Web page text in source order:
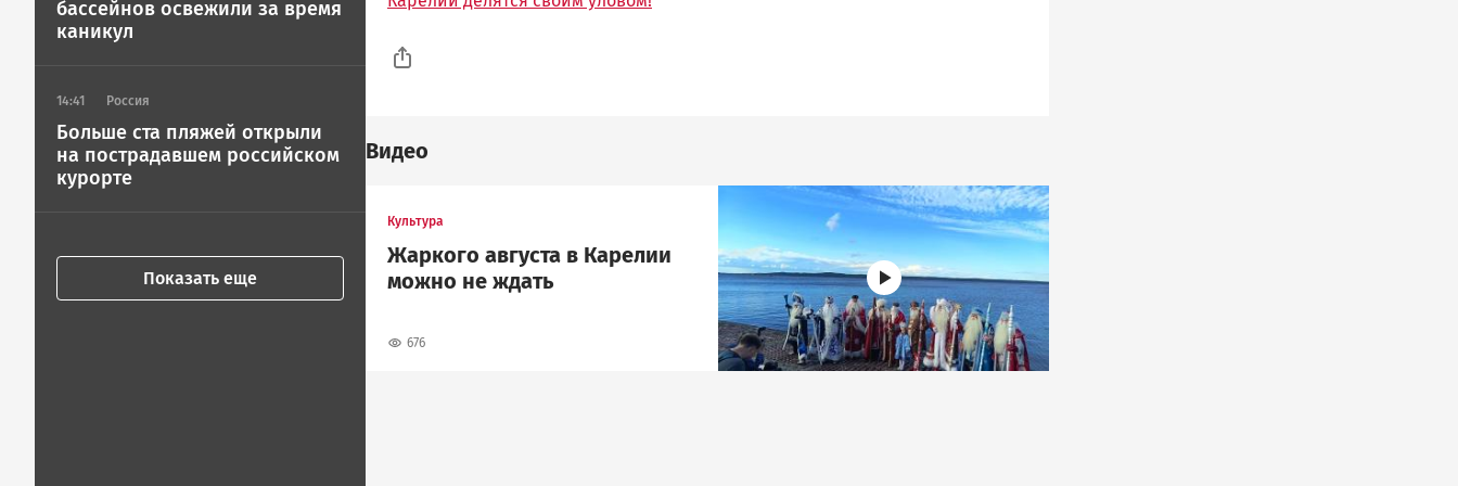
бассейнов освежили за время
каникул
14:41 Россия
Больше ста пляжей открыли
на пострадавшем российском
курорте
Показать еще
Видео
Культура
Жаркого августа в Карелии
можно не ждать
676